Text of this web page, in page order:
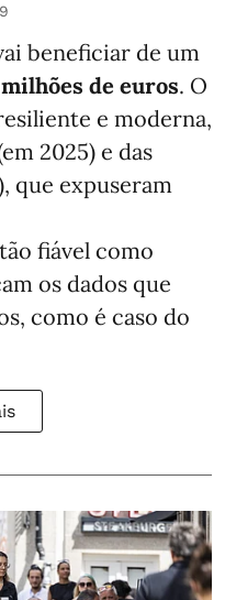
beneficiar de um
de euros. O
e moderna,
2025) e das
que expuseram
fiável como
os dados que
como é caso do